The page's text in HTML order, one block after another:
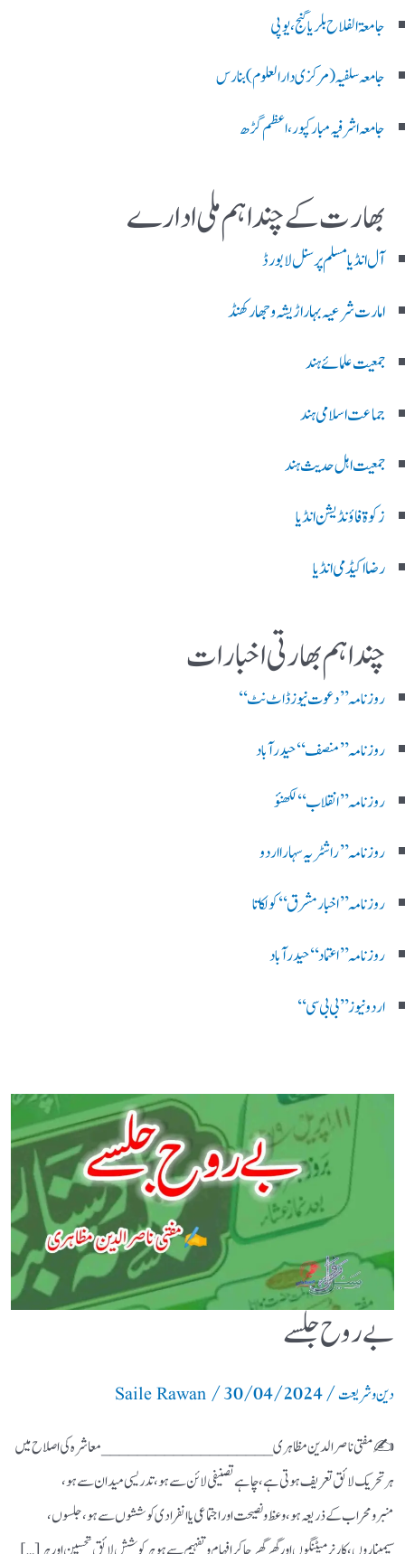
جامعۃ الفلاح بلریاگنج،یوپی
جامعہ سلفیہ(مرکزی دارالعلوم )بنارس
جامعہ اشرفیہ مبارکپور،اعظم گڑھ
بھارت کے چند اہم ملی ادارے
آل انڈیا مسلم پرسنل لا بورڈ
امارت شرعیہ بہار اڑیشہ و جھارکھنڈ
جمعیت علمائے ہند
جماعت اسلامی ہند
جمعیت اہل حدیث ہند
زکوۃ فاؤنڈیشن انڈیا
رضا اکیڈمی انڈیا
چند اہم بھارتی اخبارات
روز نامہ ’’ دعوت نیوز ڈاٹ نٹ‘‘
روزنامہ ’’ منصف‘‘ حیدر آباد
روزنامہ ’’ انقلاب‘‘ لکھنؤ
روز نامہ ’’راشٹریہ سہارا اردو
روزنامہ ’’اخبارمشرق‘‘ کولکاتا
روزنامہ ’’اعتماد‘‘ حیدرآباد
اردو نیوز ’’بی بی سی‘‘
بے روح جلسے
دین و شریعت/
Saile Rawan /30/04/2024
✍️ مفتی ناصرالدین مظاہری ___________________ معاشرہ کی اصلاح میں
ہر تحریک لائق تعریف ہوتی ہے، چاہے تصنیفی لائن سے ہو، تدریسی میدان سے ہو،
منبرومحراب کے ذریعہ ہو، وعظ ونصیحت اور اجتماعی یا انفرادی کوششوں سے ہو، جلسوں،